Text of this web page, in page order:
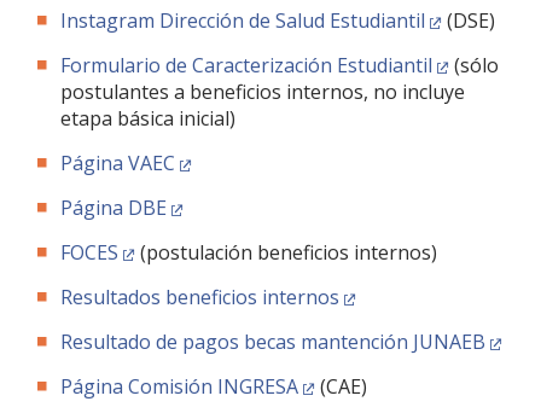
Instagram Dirección de Salud Estudiantil
(DSE)
Formulario de Caracterización Estudiantil
(sólo
postulantes a beneficios internos, no incluye
etapa básica inicial)
Página VAEC
Página DBE
FOCES
(postulación beneficios internos)
Resultados beneficios internos
Resultado de pagos becas mantención JUNAEB
Página Comisión INGRESA
(CAE)